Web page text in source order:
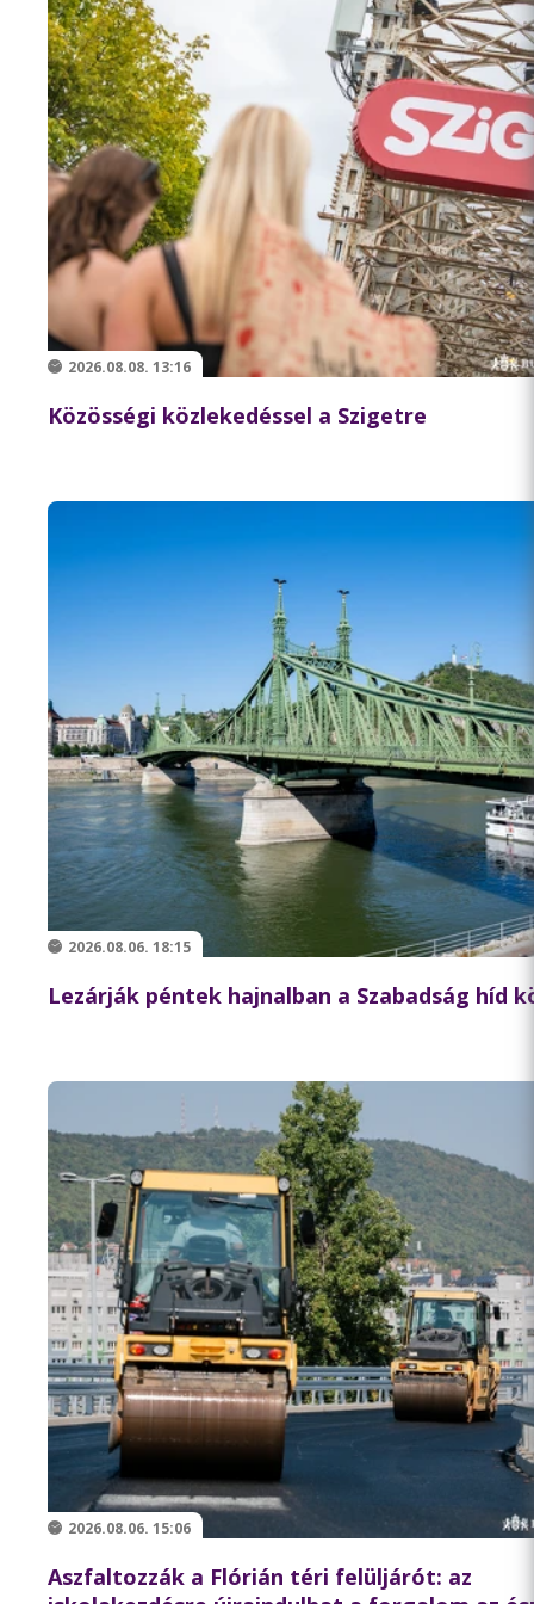
2026.08.08. 13:16
Közösségi közlekedéssel a Szigetre
2026.08.06. 18:15
Lezárják péntek hajnalban a Szabadság híd
2026.08.06. 15:06
Aszfaltozzák a Flórián téri felüljárót: az